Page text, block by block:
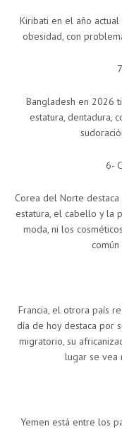
Kiribati en el año
obesidad, con
Bangladesh en 2026
estatura, dentadura,
6-
Corea del Norte
estatura, el cabello y la
moda, ni los
Francia, el otrora país
día de hoy destaca por
migratorio, su
lugar se vea
Yemen está entre los